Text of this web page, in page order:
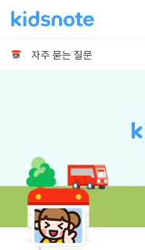
자주 묻는 질문